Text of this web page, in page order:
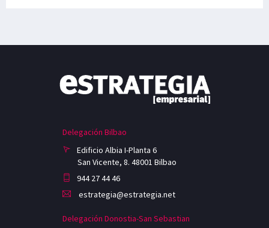
Delegación Bilbao
Edificio Albia I-Planta 6
San Vicente, 8. 48001 Bilbao
944 27 44 46
estrategia@estrategia.net
Delegación Donostia-San Sebastian